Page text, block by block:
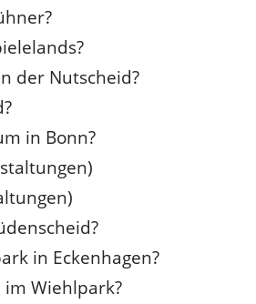
der Nutscheid?
in Bonn?
in Eckenhagen?
im Wiehlpark?